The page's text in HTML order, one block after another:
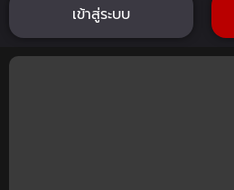
เข้าสู่ระบบ